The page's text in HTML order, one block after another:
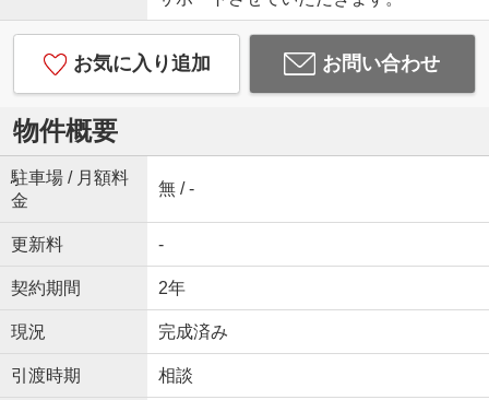
お気に入り追加 お問い合わせ
物件概要
駐車場 / 月額料
金
無 / -
更新料 -
契約期間 2年
現況 完成済み
引渡時期 相談